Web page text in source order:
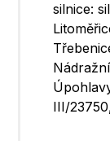
silnice:
III/